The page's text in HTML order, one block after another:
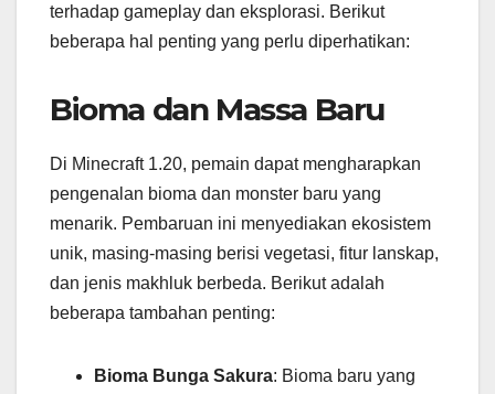
terhadap gameplay dan eksplorasi. Berikut
beberapa hal penting yang perlu diperhatikan:
Bioma dan Massa Baru
Di Minecraft 1.20, pemain dapat mengharapkan
pengenalan bioma dan monster baru yang
menarik. Pembaruan ini menyediakan ekosistem
unik, masing-masing berisi vegetasi, fitur lanskap,
dan jenis makhluk berbeda. Berikut adalah
beberapa tambahan penting:
Bioma Bunga Sakura: Bioma baru yang